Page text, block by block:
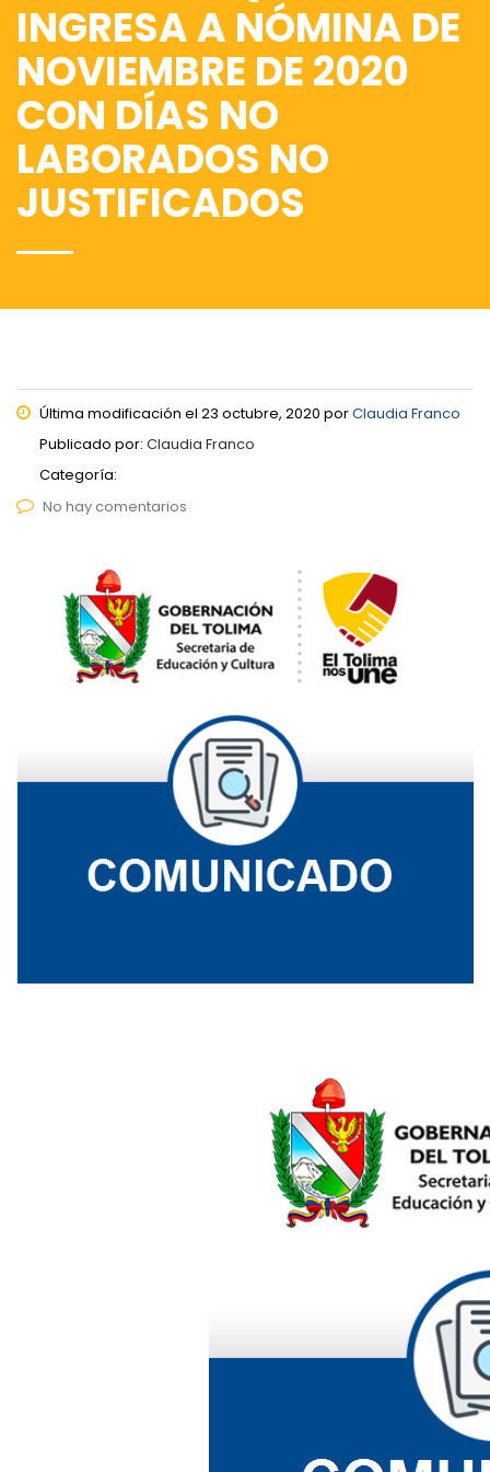
INGRESA A NÓMINA DE
NOVIEMBRE DE 2020
CON DÍAS NO
LABORADOS NO
JUSTIFICADOS
Última modificación el 23 octubre, 2020 porClaudia Franco
Publicado por: Claudia Franco
Categoría:
No hay comentarios